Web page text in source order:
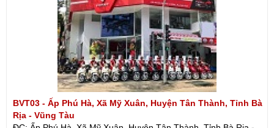
BVT03 - Ấp Phú Hà, Xã Mỹ Xuân, Huyện Tân Thành, Tỉnh Bà
Rịa - Vũng Tàu